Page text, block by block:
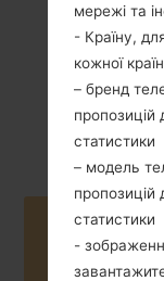
Buy
мережі та
- Країну,
кожної
– бренд
статистики
– модель
статистики
-